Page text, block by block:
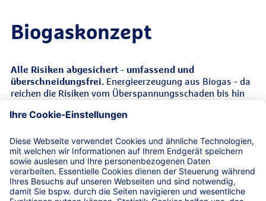
Biogaskonzept
Alle Risiken abgesichert - umfassend und
überschneidungsfrei. Energieerzeugung aus Biogas - da
reichen die Risiken vom Überspannungsschaden bis hin
Biogaskonzept schützt Sie vor den finanziellen Risiken
Leistungen